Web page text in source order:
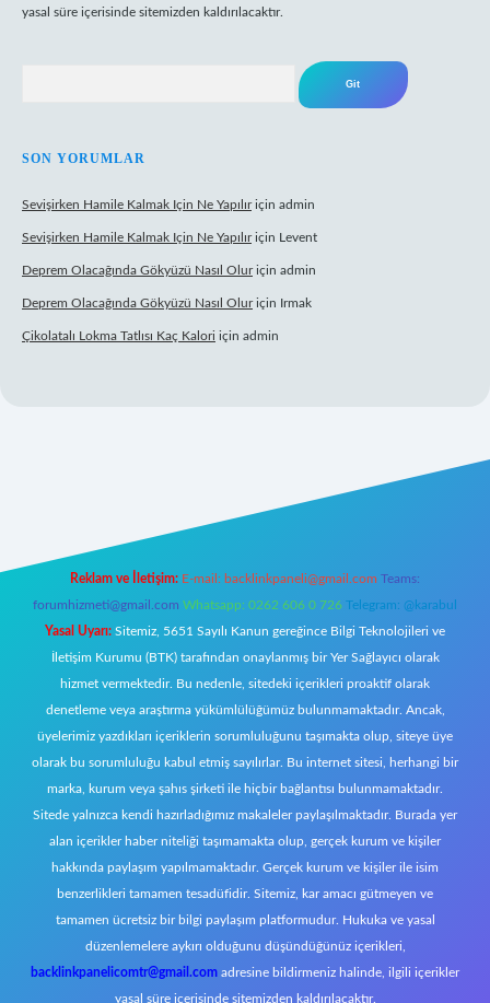
yasal süre içerisinde sitemizden kaldırılacaktır.
SON YORUMLAR
Sevişirken Hamile Kalmak Için Ne Yapılıriçin admin
Sevişirken Hamile Kalmak Için Ne Yapılıriçin Levent
Deprem Olacağında Gökyüzü Nasıl Oluriçin admin
Deprem Olacağında Gökyüzü Nasıl Oluriçin Irmak
Çikolatalı Lokma Tatlısı Kaç Kalori için admin
Reklam ve İletişim: E-mail: backlinkpaneli@gmail.com Teams:
forumhizmeti@gmail.com Whatsapp: 0262 606 0 726 Telegram: @karabul
Yasal Uyarı: Sitemiz, 5651 Sayılı Kanun gereğince Bilgi Teknolojileri ve
İletişim Kurumu (BTK) tarafından onaylanmış bir Yer Sağlayıcı olarak
hizmet vermektedir. Bu nedenle, sitedeki içerikleri proaktif olarak
denetleme veya araştırma yükümlülüğümüz bulunmamaktadır. Ancak,
üyelerimiz yazdıkları içeriklerin sorumluluğunu taşımakta olup, siteye üye
olarak bu sorumluluğu kabul etmiş sayılırlar. Bu internet sitesi, herhangi bir
marka, kurum veya şahıs şirketi ile hiçbir bağlantısı bulunmamaktadır.
Sitede yalnızca kendi hazırladığımız makaleler paylaşılmaktadır. Burada yer
alan içerikler haber niteliği taşımamakta olup, gerçek kurum ve kişiler
hakkında paylaşım yapılmamaktadır. Gerçek kurum ve kişiler ile isim
benzerlikleri tamamen tesadüfidir. Sitemiz, kar amacı gütmeyen ve
tamamen ücretsiz bir bilgi paylaşım platformudur. Hukuka ve yasal
düzenlemelere aykırı olduğunu düşündüğünüz içerikleri,
backlinkpanelicomtr@gmail.com adresine bildirmeniz halinde, ilgili içerikler
yasal süre içerisinde sitemizden kaldırılacaktır.